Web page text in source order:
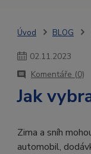
Úvod BLOG
02.11.2023
Komentáře (0)
Jak
Zima a sníh
automobil,